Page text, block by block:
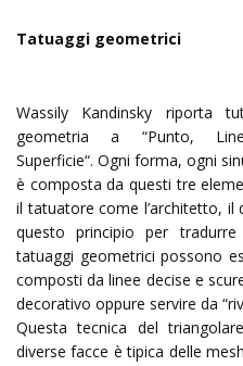
Tatuaggi geometrici
Wassily Kandinsky riporta
geometria a “Punto,
Superficie“. Ogni forma, ogni
è composta da questi tre
il tatuatore come l’architetto, il
questo principio per
tatuaggi geometrici possono
composti da linee decise e
decorativo oppure servire da
Questa tecnica del
diverse facce è tipica delle